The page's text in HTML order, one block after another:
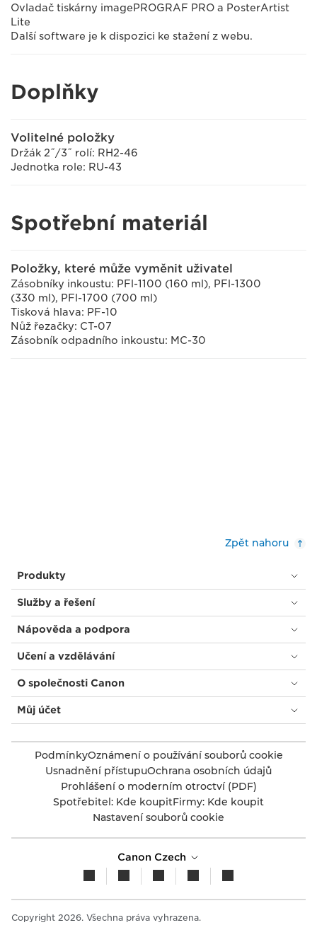
Ovladač tiskárny imagePROGRAF PRO a PosterArtist
Lite
Další software je k dispozici ke stažení z webu.
Doplňky
Volitelné položky
Držák 2˝/3˝ rolí: RH2-46
Jednotka role: RU-43
Spotřební materiál
Položky, které může vyměnit uživatel
Zásobníky inkoustu: PFl-1100 (160 ml), PFl-1300
(330 ml), PFl-1700 (700 ml)
Tisková hlava: PF-10
Nůž řezačky: CT-07
Zásobník odpadního inkoustu: MC-30
Zpět nahoru
Produkty
Služby a řešení
Nápověda a podpora
Učení a vzdělávání
O společnosti Canon
Můj účet
PodmínkyOznámení o používání souborů cookie
Usnadnění přístupuOchrana osobních údajů
Prohlášení o moderním otroctví (PDF)
Spotřebitel: Kde koupitFirmy: Kde koupit
Nastavení souborů cookie
Canon Czech
Copyright 2026. Všechna práva vyhrazena.